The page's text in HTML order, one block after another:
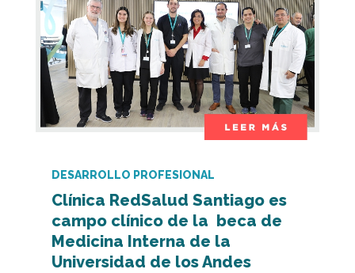
DESARROLLO PROFESIONAL
Clínica RedSalud Santiago es
campo clínico de la beca de
Medicina Interna de la
Universidad de los Andes